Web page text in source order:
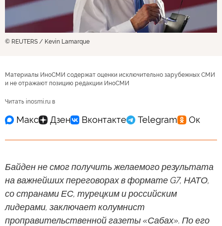
© REUTERS / Kevin Lamarque
Материалы ИноСМИ содержат оценки исключительно зарубежных СМИ
и не отражают позицию редакции ИноСМИ
Читать inosmi.ru в
Байден не смог получить желаемого результата
на важнейших переговорах в формате G7, НАТО,
со странами ЕС, турецким и российским
лидерами, заключает колумнист
проправительственной газеты «Сабах». По его